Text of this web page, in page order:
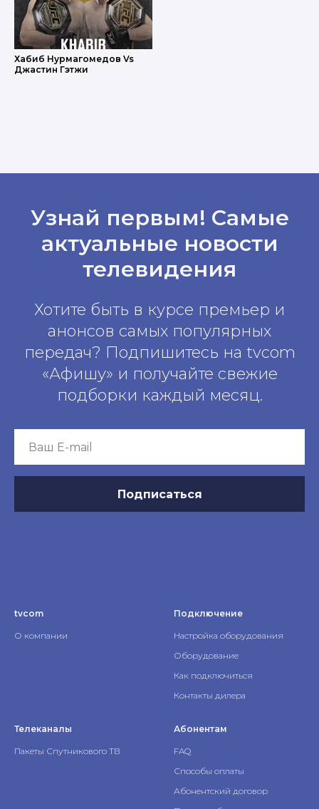
Хабиб Нурмагомедов Vs
Джастин Гэтжи
Узнай первым! Самые
актуальные новости
телевидения
Хотите быть в курсе премьер и
анонсов самых популярных
передач? Подпишитесь на tvcom
«Афишу» и получайте свежие
подборки каждый месяц.
Подписаться
tvcom
О компании
Подключение
Настройка оборудования
Оборудование
Как подключиться
Контакты дилера
Телеканалы
Пакеты Спутникового ТВ
Абонентам
FAQ
Способы оплаты
Абонентский договор